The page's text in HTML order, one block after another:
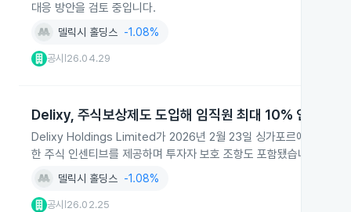
대응 방안을 검토 중입니다.
델릭시 홀딩스 -1.08%
공시 26.04.29
Delixy, 주식보상제도 도입해 임직원 최대 10% 인센티브
Delixy Holdings Limited가 2026년 2월 23일 싱가포르에서 임시주
한 주식 인센티브를 제공하며 투자자 보호 조항도 포함됐습니다.
델릭시 홀딩스 -1.08%
공시 26.02.25